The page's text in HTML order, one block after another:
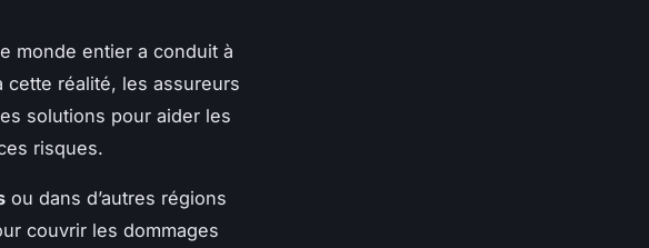
monde entier a conduit à
cette réalité, les assureurs
solutions pour aider les
risques.
ou dans d’autres régions
couvrir les dommages